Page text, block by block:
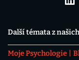
Další témata z
Moje Psychologie